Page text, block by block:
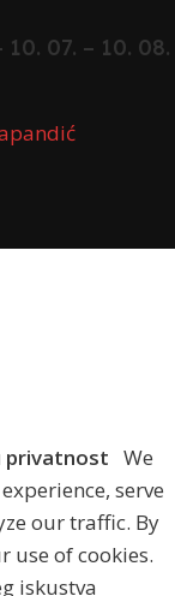
07. – 10. 08.
privatnost We
serve
our traffic. By
use of cookies.
iskustva